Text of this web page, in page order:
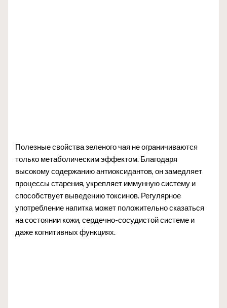
Полезные свойства зеленого чая не ограничиваются
только метаболическим эффектом. Благодаря
высокому содержанию антиоксидантов, он замедляет
процессы старения, укрепляет иммунную систему и
способствует выведению токсинов. Регулярное
употребление напитка может положительно сказаться
на состоянии кожи, сердечно-сосудистой системе и
даже когнитивных функциях.